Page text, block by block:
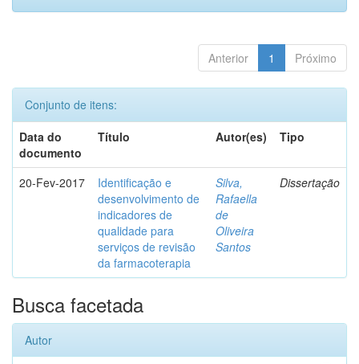
Anterior 1 Próximo
Conjunto de itens:
Data do
documento
Título Autor(es) Tipo
20-Fev-2017
Identificação e
desenvolvimento de
indicadores de
qualidade para
serviços de revisão
da farmacoterapia
Silva,
Rafaella
de
Oliveira
Santos
Dissertação
Busca facetada
Autor